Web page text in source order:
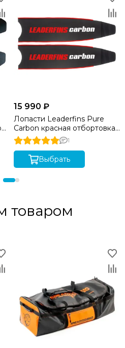
15 990 ₽
Лопасти Leaderfins Pure
Carbon красная отбортовка.
угол 33 градуса, длина 80 см
1
Выбрать
товаром